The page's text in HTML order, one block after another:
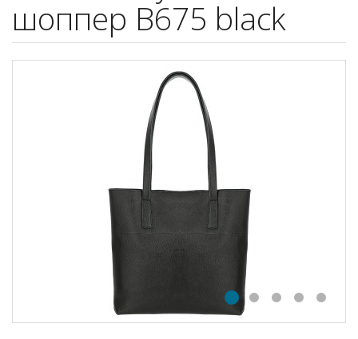
шоппер B675 black